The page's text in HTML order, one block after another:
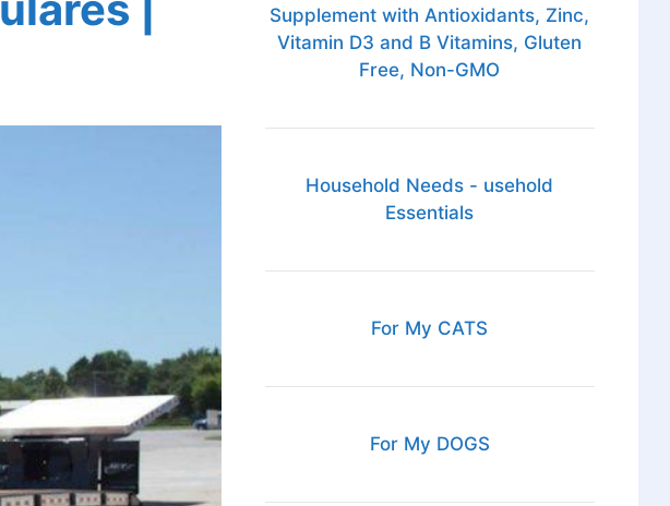
Supplement with Antioxidants, Zinc,
Vitamin D3 and B Vitamins, Gluten
Free, Non-GMO
Household Needs - usehold
Essentials
For My CATS
For My DOGS